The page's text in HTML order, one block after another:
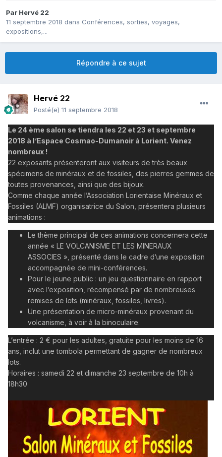
Par Hervé 22
11 septembre 2018 dans Conférences, sorties, voyages,
expositions,...
Répondre à ce sujet
Hervé 22
Posté(e) 11 septembre 2018
Le 24 ème salon se tiendra les 22 et 23 et septembre
2018 à l’Espace Cosmao-Dumanoir à Lorient. Venez
nombreux !
22 exposants présenteront aux visiteurs de très beaux
spécimens de minéraux et de fossiles, des pierres gemmes de
toutes provenances, ainsi que des bijoux.
Comme chaque année l’Association Lorientaise Minéraux et
Fossiles (ALMF) organisatrice du Salon, présentera plusieurs
animations :
Le thème principal de ces animations concernera cette
année « LE VOLCANISME ET LES MINERAUX
ASSOCIES », présenté dans le cadre d’une exposition
accompagnée de mini-conférences.
Pour le jeune public : un jeu questionnaire en rapport
avec l’exposition, récompensé par de nombreuses
remises de lots (minéraux, fossiles, livres).
Une présentation de micro-minéraux provenant du
volcanisme, à voir à la binoculaire.
L’entrée : 2 € pour les adultes, gratuite pour les moins de 16
ans, inclut une tombola permettant de gagner de nombreux
lots.
Horaires : samedi 22 et dimanche 23 septembre de 10h à
18h30